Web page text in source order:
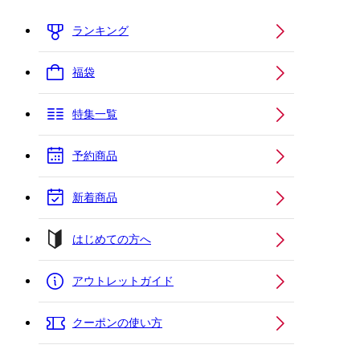
ランキング
福袋
特集一覧
予約商品
新着商品
はじめての方へ
アウトレットガイド
クーポンの使い方